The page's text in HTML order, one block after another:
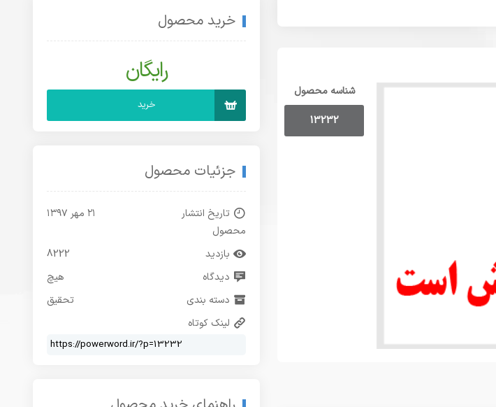
شناسه محصول
13232
خرید محصول
رایگان
خرید
جزئیات محصول
تاریخ انتشار
محصول
۲۱ مهر ۱۳۹۷
بازدید
8222
دیدگاه
هیچ
دسته بندی
تحقیق
لینک کوتاه